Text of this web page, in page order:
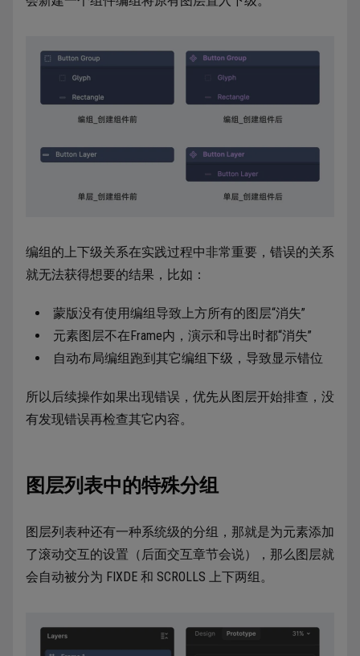
编组的上下级关系在实践过程中非常重要，错误的关系
就无法获得想要的结果，比如：
蒙版没有使用编组导致上方所有的图层“消失”
元素图层不在Frame内，演示和导出时都“消失”
自动布局编组跑到其它编组下级，导致显示错位
所以后续操作如果出现错误，优先从图层开始排查，没
有发现错误再检查其它内容。
图层列表中的特殊分组
图层列表种还有一种系统级的分组，那就是为元素添加
了滚动交互的设置（后面交互章节会说），那么图层就
会自动被分为 FIXDE 和 SCROLLS 上下两组。